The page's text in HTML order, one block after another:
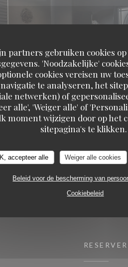
partners gebruiken cookies
'Noodzakelijke'
cookies vereisen uw
te analyseren, het
netwerken) of
alle', 'Weiger alle' of
moment wijzigen door op het
sitepagina's te klikken.
accepteer alle Weiger alle cookies
Beleid voor de bescherming van
Cookiebeleid
KOOK IL KWAN